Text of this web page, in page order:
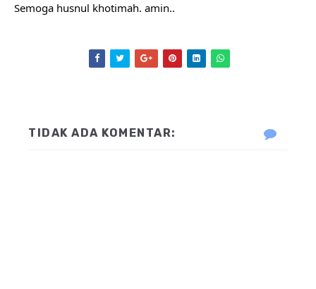
Semoga husnul khotimah. amin..
TIDAK ADA KOMENTAR: